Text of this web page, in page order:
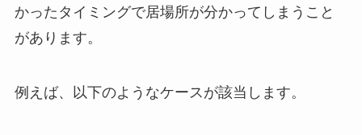
かったタイミングで居場所が分かってしまうこと
があります。
例えば、以下のようなケースが該当します。